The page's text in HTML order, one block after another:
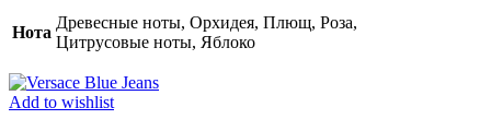
quantity
Нота
Древесные ноты, Орхидея, Плющ, Роза,
Цитрусовые ноты, Яблоко
Add to wishlist